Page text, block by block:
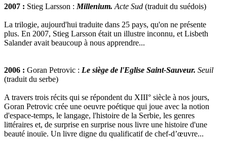
2007 : Stieg Larsson : Millenium. Acte Sud (traduit du suédois)
La trilogie, aujourd'hui traduite dans 25 pays, qu'on ne présente
plus. En 2007, Stieg Larsson était un illustre inconnu, et Lisbeth
Salander avait beaucoup à nous apprendre...
2006 : Goran Petrovic : Le siège de l'Eglise Saint-Sauveur. Seuil
(traduit du serbe)
A travers trois récits qui se répondent du XIII° siècle à nos jours,
Goran Petrovic crée une oeuvre poétique qui joue avec la notion
d'espace-temps, le langage, l'histoire de la Serbie, les genres
littéraires et, de surprise en surprise nous livre une histoire d'une
beauté inouïe. Un livre digne du qualificatif de chef-d’œuvre...